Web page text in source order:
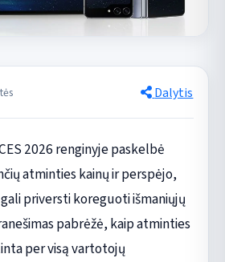
Dalytis
2026 renginyje paskelbė
atminties kainų ir perspėjo,
priversti koreguoti išmaniųjų
pabrėžė, kaip atminties
per visą vartotojų